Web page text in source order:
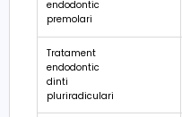
endodontic
premolari
Tratament
endodontic
dinti
pluriradiculari